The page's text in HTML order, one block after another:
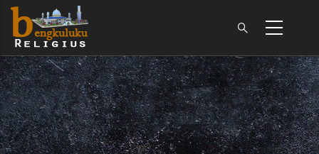
Skip
main
content